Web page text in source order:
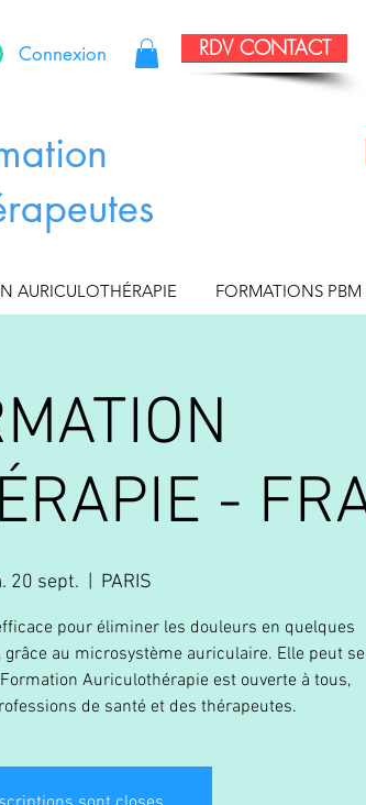
Connexion RDV CONTACT
AURICULOTHÉRAPIE FORMATIONS PBM
-
20 sept. PARIS
pour éliminer les douleurs en quelques
au microsystème auriculaire. Elle peut se
Auriculothérapie est ouverte à tous,
de santé et des thérapeutes.